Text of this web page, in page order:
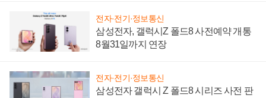
전자·전기·정보통신
삼성전자, 갤럭시Z 폴드8 사전예약 개통
8월31일까지 연장
전자·전기·정보통신
삼성전자 갤럭시 Z 폴드8 시리즈 사전 판